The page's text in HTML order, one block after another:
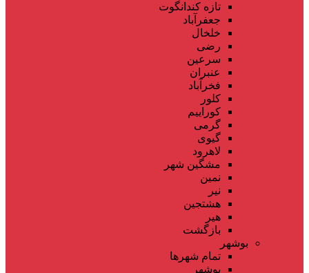
تازه کندانگوت
جعفرآباد
خلخال
رضی
سرعین
عنبران
فخرآباد
کلور
کوراییم
گرمی
گیوی
لاهرود
مشگین شهر
نمین
نیر
هشتجین
هیر
بازگشت
بوشهر
تمام شهر‌ها
بوشهر